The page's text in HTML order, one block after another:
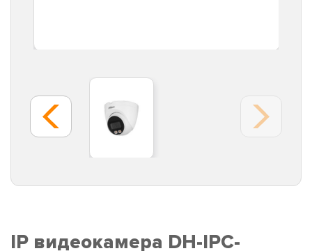
IP видеокамера DH-IPC-